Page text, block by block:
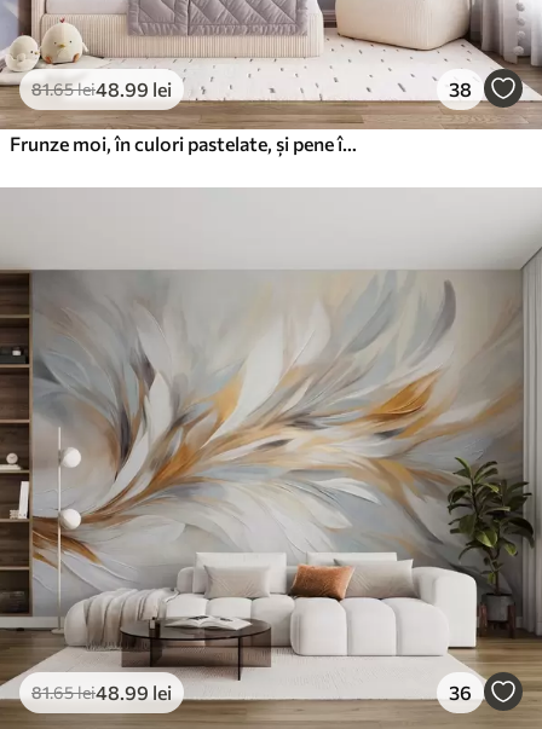
81.65lei48 .99 lei 38
Frunze moi, în culori pastelate, și pene în nuanțe de roz, albastru și galben, imprimeu abstract și texturat
81.65lei48 .99 lei 36